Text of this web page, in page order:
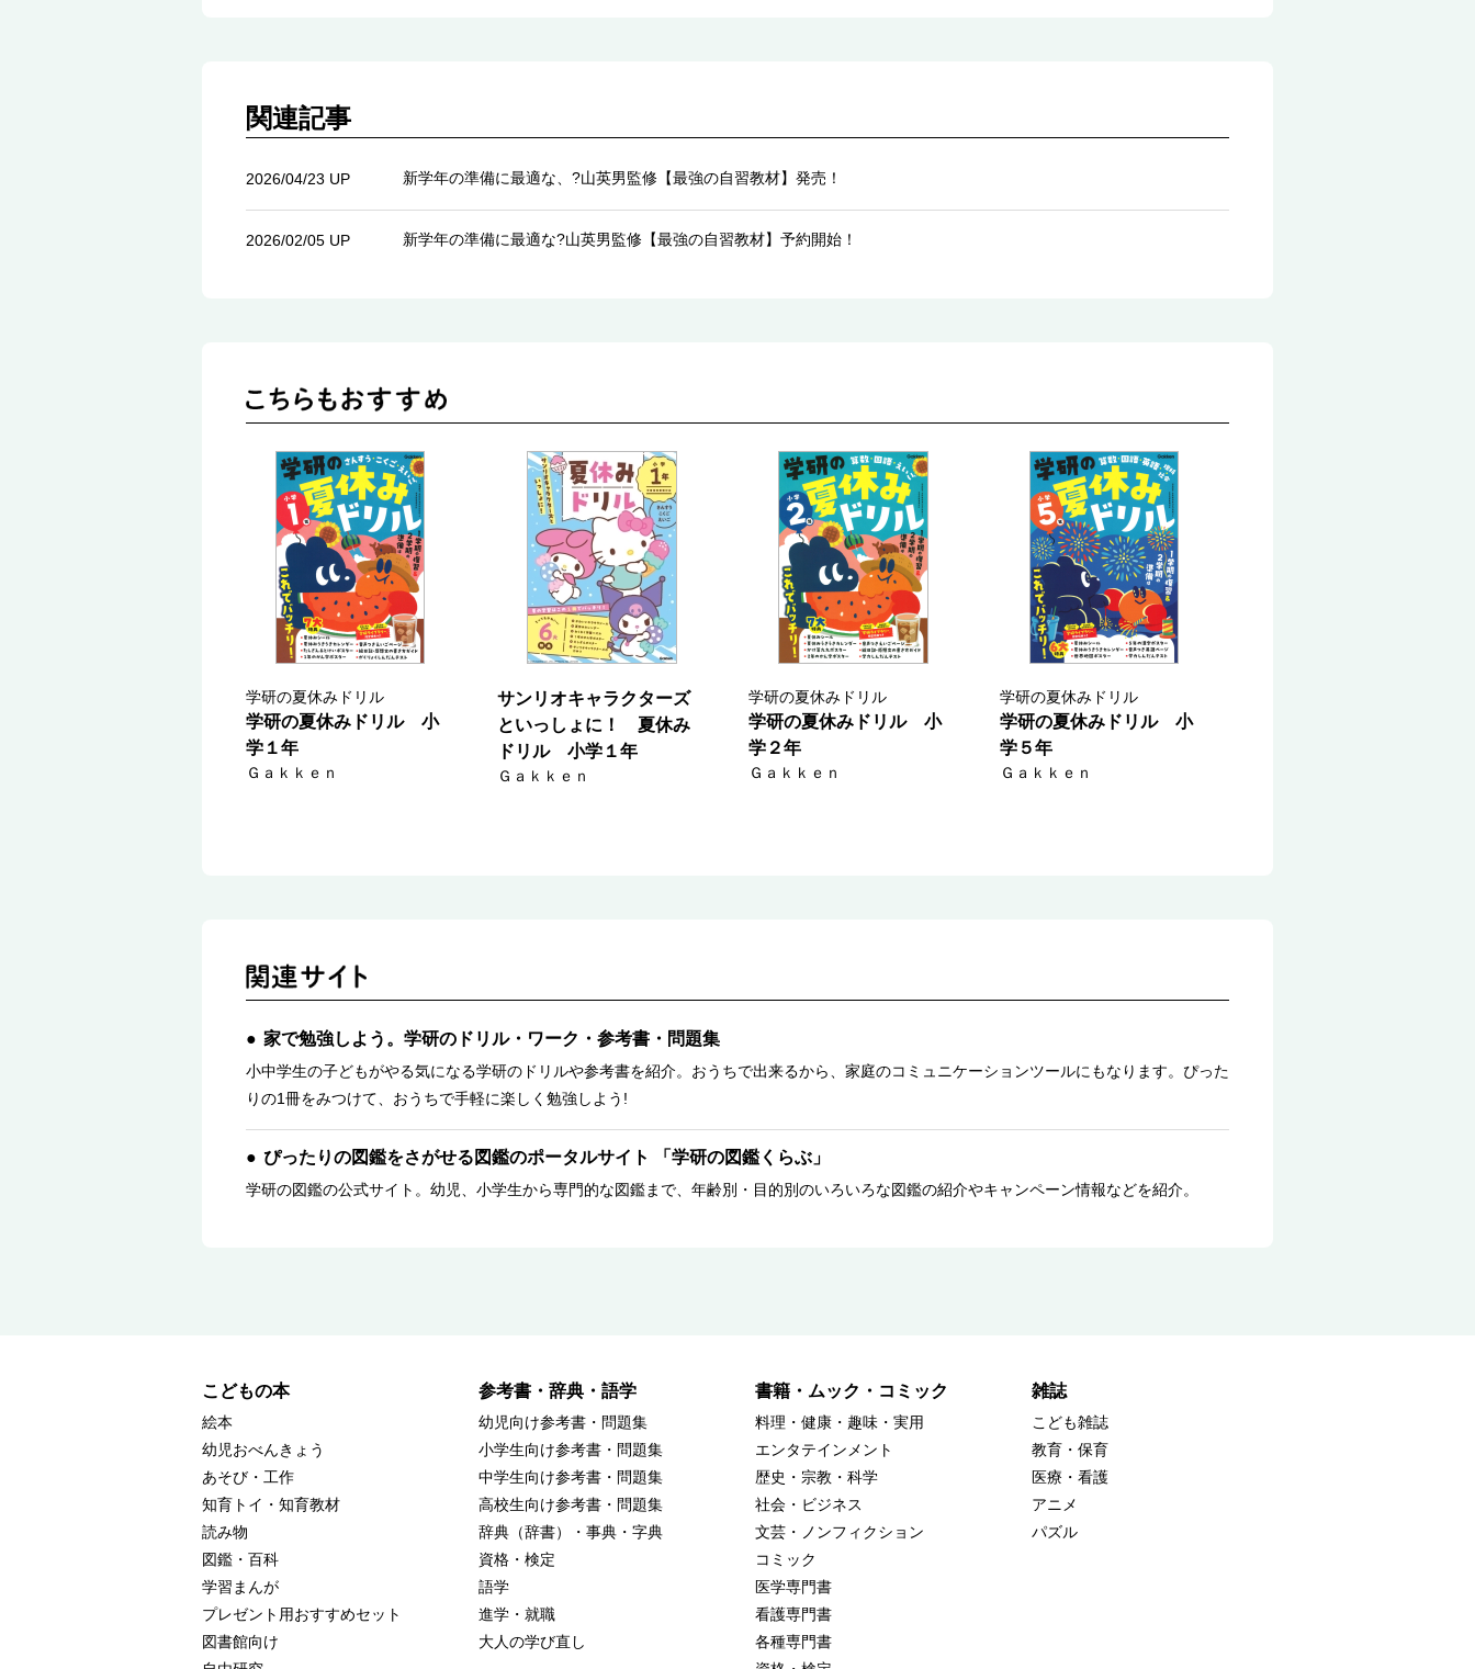
関連記事
2026/04/23 UP 新学年の準備に最適な、?山英男監修【最強の自習教材】発売！
2026/02/05 UP 新学年の準備に最適な?山英男監修【最強の自習教材】予約開始！
学研の夏休みドリル
学研の夏休みドリル 小
学１年
Ｇａｋｋｅｎ
サンリオキャラクターズ
といっしょに！ 夏休み
ドリル 小学１年
Ｇａｋｋｅｎ
学研の夏休みドリル
学研の夏休みドリル 小
学２年
Ｇａｋｋｅｎ
学研の夏休みドリル
学研の夏休みドリル 小
学５年
Ｇａｋｋｅｎ
家で勉強しよう。学研のドリル・ワーク・参考書・問題集
小中学生の子どもがやる気になる学研のドリルや参考書を紹介。おうちで出来るから、家庭のコミュニケーションツールにもなります。ぴった
りの1冊をみつけて、おうちで手軽に楽しく勉強しよう!
ぴったりの図鑑をさがせる図鑑のポータルサイト 「学研の図鑑くらぶ」
学研の図鑑の公式サイト。幼児、小学生から専門的な図鑑まで、年齢別・目的別のいろいろな図鑑の紹介やキャンペーン情報などを紹介。
こどもの本
絵本
幼児おべんきょう
あそび・工作
知育トイ・知育教材
読み物
図鑑・百科
学習まんが
プレゼント用おすすめセット
図書館向け
参考書・辞典・語学
幼児向け参考書・問題集
小学生向け参考書・問題集
中学生向け参考書・問題集
高校生向け参考書・問題集
辞典（辞書）・事典・字典
資格・検定
語学
進学・就職
大人の学び直し
書籍・ムック・コミック
料理・健康・趣味・実用
エンタテインメント
歴史・宗教・科学
社会・ビジネス
文芸・ノンフィクション
コミック
医学専門書
看護専門書
各種専門書
雑誌
こども雑誌
教育・保育
医療・看護
アニメ
パズル